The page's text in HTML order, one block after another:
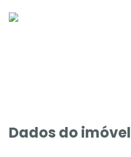
Dados do imóvel